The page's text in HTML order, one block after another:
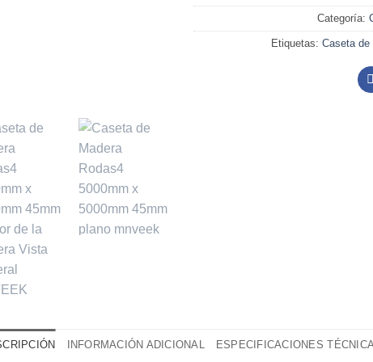
Categoría:
Etiquetas: Caseta de
INFORMACIÓN ADICIONAL ESPECIFICACIONES